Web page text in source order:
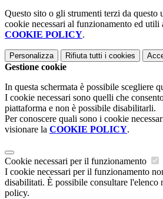
Questo sito o gli strumenti terzi da
cookie necessari al funzionamento ed
COOKIE POLICY.
Personalizza Rifiuta tutti i cookies
Gestione cookie
In questa schermata è possibile scegliere
I cookie necessari sono quelli che
piattaforma e non è possibile disabilitarli.
Per conoscere quali sono i cookie
visionare la COOKIE POLICY.
Cookie necessari per il funzionamento
I cookie necessari per il funzionamento
disabilitati. È possibile consultare l'elenco
policy.